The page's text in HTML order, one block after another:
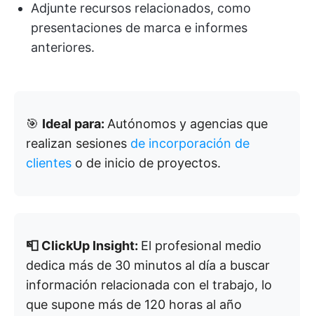
Adjunte recursos relacionados, como
presentaciones de marca e informes
anteriores.
🎯 Ideal para: Autónomos y agencias que
realizan sesiones de incorporación de
clientes o de inicio de proyectos.
📮 ClickUp Insight: El profesional medio
dedica más de 30 minutos al día a buscar
información relacionada con el trabajo, lo
que supone más de 120 horas al año